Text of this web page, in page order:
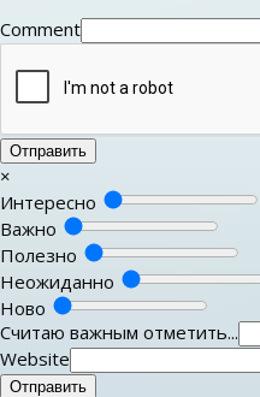
Comment
Отправить
×
Интересно
Важно
Полезно
Неожиданно
Ново
Считаю важным отметить...
Website
Отправить